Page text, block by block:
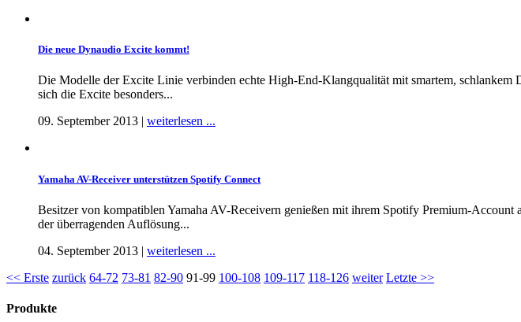
Die neue Dynaudio Excite kommt!
Die Modelle der Excite Linie verbinden echte High-End-Klangqualität mit smartem,
sich die Excite besonders...
09. September 2013 | weiterlesen ...
Yamaha AV-Receiver unterstützen Spotify Connect
Besitzer von kompatiblen Yamaha AV-Receivern genießen mit ihrem Spotify Premium-
der überragenden Auflösung...
04. September 2013 | weiterlesen ...
<< Erste zurück 64-72 73-81 82-90 91-99 100-108 109-117 118-126 weiter Letzte >>
Produkte